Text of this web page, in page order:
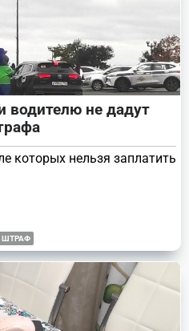
водителю не дадут
которых нельзя заплатить
ШТРАФ